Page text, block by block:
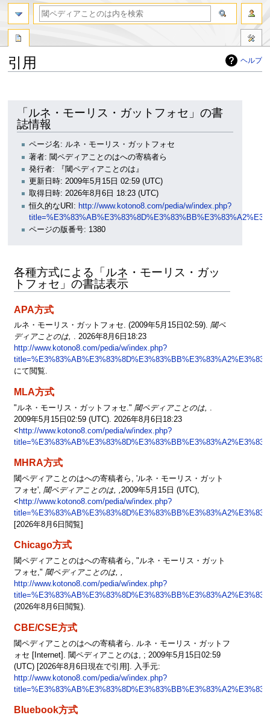
ヘルプ
引用
「ルネ・モーリス・ガットフォセ」の書
誌情報
ページ名: ルネ・モーリス・ガットフォセ
著者: 閾ペディアことのはへの寄稿者ら
発行者: 『閾ペディアことのは』
更新日時: 2009年5月15日 02:59 (UTC)
取得日時: 2026年8月6日 18:23 (UTC)
恒久的なURI: http://www.kotono8.com/pedia/w/index.php?
ページの版番号: 1380
各種方式による「ルネ・モーリス・ガッ
トフォセ」の書誌表示
APA方式
ルネ・モーリス・ガットフォセ. (2009年5月15日02:59). 閾ペ
ディアことのは, . 2026年8月6日18:23
http://www.kotono8.com/pedia/w/index.php?
にて閲覧.
MLA方式
"ルネ・モーリス・ガットフォセ." 閾ペディアことのは,
2009年5月15日02:59 (UTC). 2026年8月6日18:23
< http://www.kotono8.com/pedia/w/index.php?
MHRA方式
閾ペディアことのはへの寄稿者ら, 'ルネ・モーリス・ガット
フォセ', 閾ペディアことのは, ,2009年5月15日 (UTC),
< http://www.kotono8.com/pedia/w/index.php?
[2026年8月6日閲覧]
Chicago方式
閾ペディアことのはへの寄稿者ら, "ルネ・モーリス・ガット
フォセ," 閾ペディアことのは, ,
http://www.kotono8.com/pedia/w/index.php?
(2026年8月6日閲覧).
CBE/CSE方式
閾ペディアことのはへの寄稿者ら. ルネ・モーリス・ガットフ
ォセ [Internet]. 閾ペディアことのは, ; 2009年5月15日02:59
(UTC) [2026年8月6日現在で引用]. 入手元:
http://www.kotono8.com/pedia/w/index.php?
Bluebook方式